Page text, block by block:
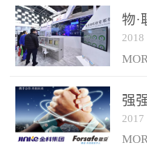
力和闲难，同时也将造成
巨大的经济损失和社会影
响，基至还会造成人员伤
亡。图像型火灾探测器正
是针对这种高大空间建筑
物的消防设施、设备通过
现场图像的实时获取、预
处理和特征提取分析，实
物
赋
满
2018
强
集
2017